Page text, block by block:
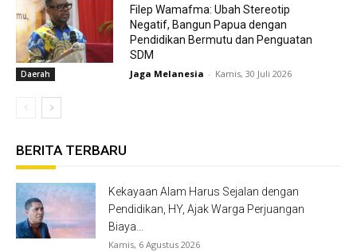
Daerah
Filep Wamafma: Ubah Stereotip
Negatif, Bangun Papua dengan
Pendidikan Bermutu dan Penguatan
SDM
Jaga Melanesia - Kamis, 30 Juli 2026
BERITA TERBARU
Kekayaan Alam Harus Sejalan dengan
Pendidikan, HY, Ajak Warga Perjuangan
Biaya...
Kamis, 6 Agustus 2026